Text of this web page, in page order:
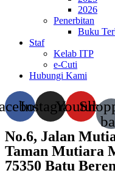
2026
Penerbitan
Buku
Staf
Kelab ITP
e-Cuti
Hubungi Kami
InstagramYoutube
No.6, Jalan
Taman Mutiara
75350 Batu